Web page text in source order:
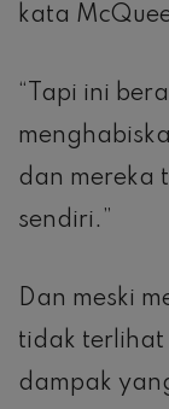
kata
“Tapi ini
dan mereka
sendiri.”
Dan meski
tidak terlihat
dampak